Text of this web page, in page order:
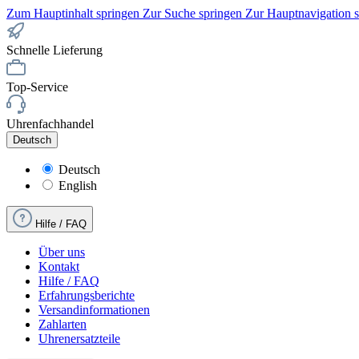
Zum Hauptinhalt springen Zur Suche springen Zur Hauptnavigation
Schnelle Lieferung
Top-Service
Uhrenfachhandel
Deutsch
Deutsch
English
Hilfe / FAQ
Über uns
Kontakt
Hilfe / FAQ
Erfahrungsberichte
Versandinformationen
Zahlarten
Uhrenersatzteile